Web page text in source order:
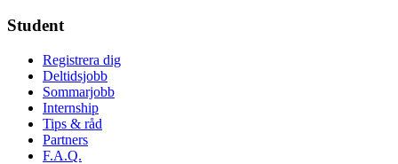
Student
Registrera dig
Deltidsjobb
Sommarjobb
Internship
Tips & råd
Partners
F.A.Q.